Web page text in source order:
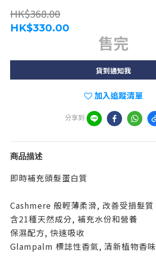
HK$368.00
HK$330.00
售完
貨到通知我
加入追蹤清單
分享到
商品描述
即時補充頭髮蛋白質
Cashmere 般輕薄柔滑, 改善受損髮質
含21種天然成分, 補充水份和營養
保濕配方, 快速吸收
Glampalm 標誌性香氣, 清新植物香味